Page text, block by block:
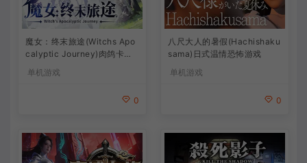
魔女：终末旅途(Witchs Apo
calyptic Journey)肉鸽卡牌
单机游戏
0
八尺大人的暑假(Hachishaku
sama)日式温情恐怖游戏
单机游戏
0